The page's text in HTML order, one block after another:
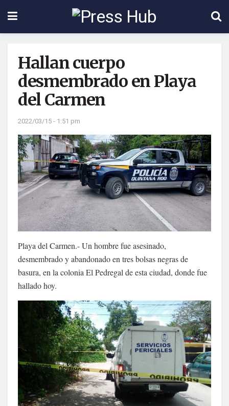
Hallan cuerpo
desmembrado en Playa
del Carmen
2022/03/15 - 1:51 pm
Playa del Carmen.- Un hombre fue asesinado,
desmembrado y abandonado en tres bolsas negras de
basura, en la colonia El Pedregal de esta ciudad, donde fue
hallado hoy.